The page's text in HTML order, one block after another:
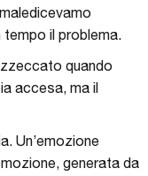
il problema.
quando
accesa, ma il
Un’emozione
generata da